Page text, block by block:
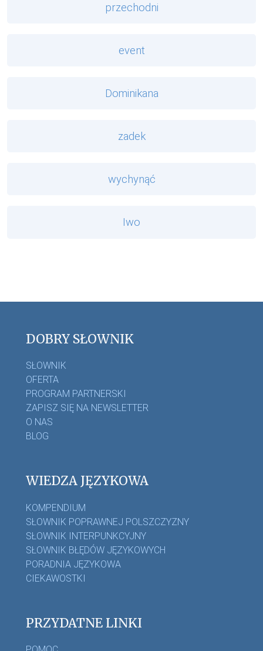
przechodni
event
Dominikana
zadek
wychynąć
Iwo
DOBRY SŁOWNIK
SŁOWNIK
OFERTA
PROGRAM PARTNERSKI
ZAPISZ SIĘ NA NEWSLETTER
O NAS
BLOG
WIEDZA JĘZYKOWA
KOMPENDIUM
SŁOWNIK POPRAWNEJ POLSZCZYZNY
SŁOWNIK INTERPUNKCYJNY
SŁOWNIK BŁĘDÓW JĘZYKOWYCH
PORADNIA JĘZYKOWA
CIEKAWOSTKI
PRZYDATNE LINKI